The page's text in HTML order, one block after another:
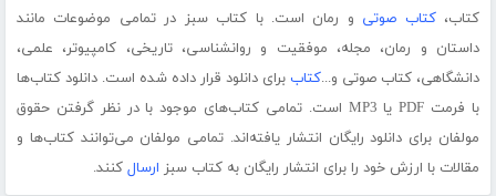
کتاب،کتاب صوتی و رمان است. با کتاب سبز در تمامی موضوعات مانند
داستان و رمان، مجله، موفقیت و روانشناسی، تاریخی، کامپیوتر، علمی،
دانشگاهی، کتاب صوتی و...کتاب برای دانلود قرار داده شده است. دانلود کتاب‌ها
با فرمت PDF یا MP3 است. تمامی کتاب‌های موجود با در نظر گرفتن حقوق
مولفان برای دانلود رایگان انتشار یافته‌اند. تمامی مولفان می‌توانند کتاب‌ها و
مقالات با ارزش خود را برای انتشار رایگان به کتاب سبز ارسال کنند.